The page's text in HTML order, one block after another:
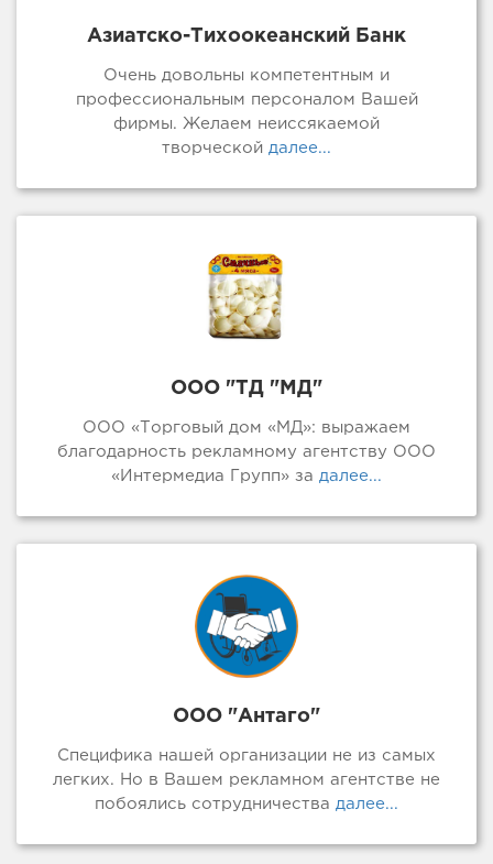
Азиатско-Тихоокеанский Банк
Очень довольны компетентным и
профессиональным персоналом Вашей
фирмы. Желаем неиссякаемой
творческой далее...
ООО "ТД "МД"
ООО «Торговый дом «МД»: выражаем
благодарность рекламному агентству ООО
«Интермедиа Групп» за далее...
ООО "Антаго"
Специфика нашей организации не из самых
легких. Но в Вашем рекламном агентстве не
побоялись сотрудничества далее...